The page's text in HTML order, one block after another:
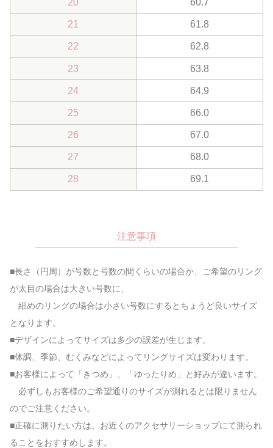
20 60.7
21 61.8
22 62.8
23 63.8
24 64.9
25 66.0
26 67.0
27 68.0
28 69.1
注意事項
■長さ（円周）が号数と号数の間くらいの場合か、ご希望のリング
が太目の場合は大きい号数に、
細めのリングの場合は小さい号数にするとちょうど良いサイズ
となります。
■デザインによってサイズは多少の誤差が生じます。
■体調、季節、むくみなどによってリングサイズは変わります。
■お客様によって「きつめ」、「ゆったりめ」と好みが違います。
必ずしもお客様のご希望通りのサイズが測れるとは限りません
のでご注意ください。
■正確に測りたい方は、お近くのアクセサリーショップにて測られ
ることをおすすめします。